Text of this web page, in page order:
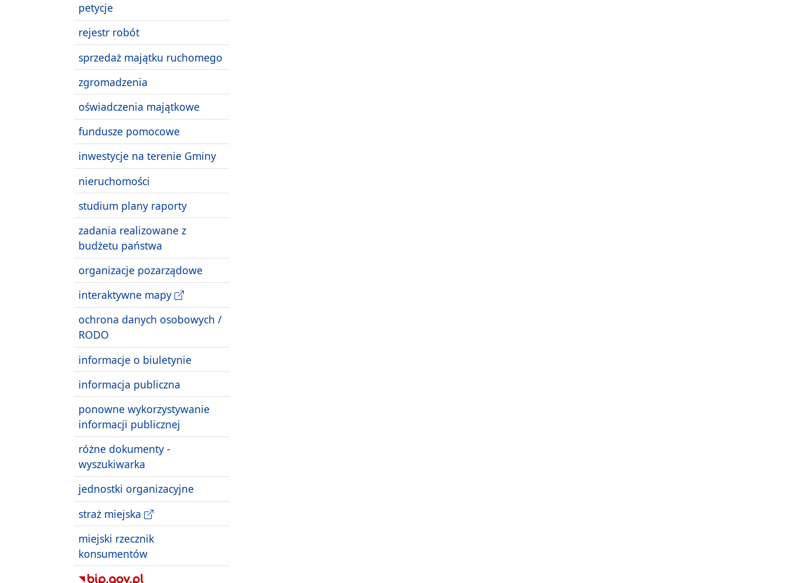
petycje
rejestr robót
sprzedaż majątku ruchomego
zgromadzenia
oświadczenia majątkowe
fundusze pomocowe
inwestycje na terenie Gminy
nieruchomości
studium plany raporty
zadania realizowane z
budżetu państwa
organizacje pozarządowe
interaktywne mapy
ochrona danych osobowych /
RODO
informacje o biuletynie
informacja publiczna
ponowne wykorzystywanie
informacji publicznej
różne dokumenty -
wyszukiwarka
jednostki organizacyjne
straż miejska
miejski rzecznik
konsumentów